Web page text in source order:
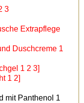
3
Extrapflege
Duschcreme 1
1 2 3]
1 2]
mit Panthenol 1